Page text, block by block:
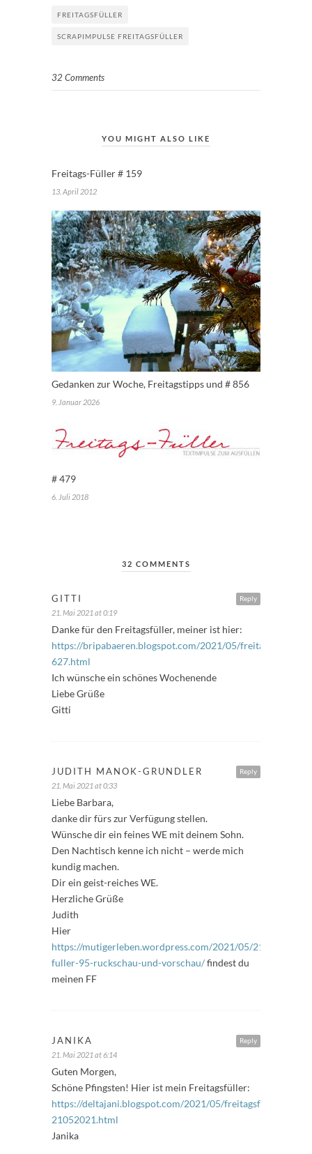
FREITAGSFÜLLER
SCRAPIMPULSE FREITAGSFÜLLER
32 Comments
YOU MIGHT ALSO LIKE
Freitags-Füller # 159
13. April 2012
Gedanken zur Woche, Freitagstipps und # 856
9. Januar 2026
# 479
6. Juli 2018
32 COMMENTS
Reply
GITTI
21. Mai 2021 at 0:19
Danke für den Freitagsfüller, meiner ist hier:
https://bripabaeren.blogspot.com/2021/05/freitagsfuller-
627.html
Ich wünsche ein schönes Wochenende
Liebe Grüße
Gitti
Reply
JUDITH MANOK-GRUNDLER
21. Mai 2021 at 0:33
Liebe Barbara,
danke dir fürs zur Verfügung stellen.
Wünsche dir ein feines WE mit deinem Sohn.
Den Nachtisch kenne ich nicht – werde mich
kundig machen.
Dir ein geist-reiches WE.
Herzliche Grüße
Judith
Hier
https://mutigerleben.wordpress.com/2021/05/21/freitags-
fuller-95-ruckschau-und-vorschau/findest du
meinen FF
Reply
JANIKA
21. Mai 2021 at 6:14
Guten Morgen,
Schöne Pfingsten! Hier ist mein Freitagsfüller:
https://deltajani.blogspot.com/2021/05/freitagsfuller-
21052021.html
Janika